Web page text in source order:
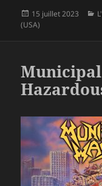
Publié
le
15 juillet 2023
(USA)